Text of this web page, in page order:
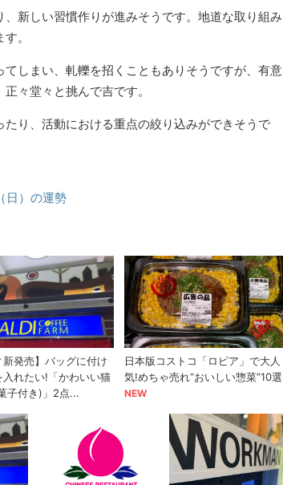
新しい習慣作りが進みそうです。地道な取り組み
。
しまい、軋轢を招くこともありそうですが、有意
々堂々と挑んで吉です。
り、活動における重点の絞り込みができそうで
日）の運勢